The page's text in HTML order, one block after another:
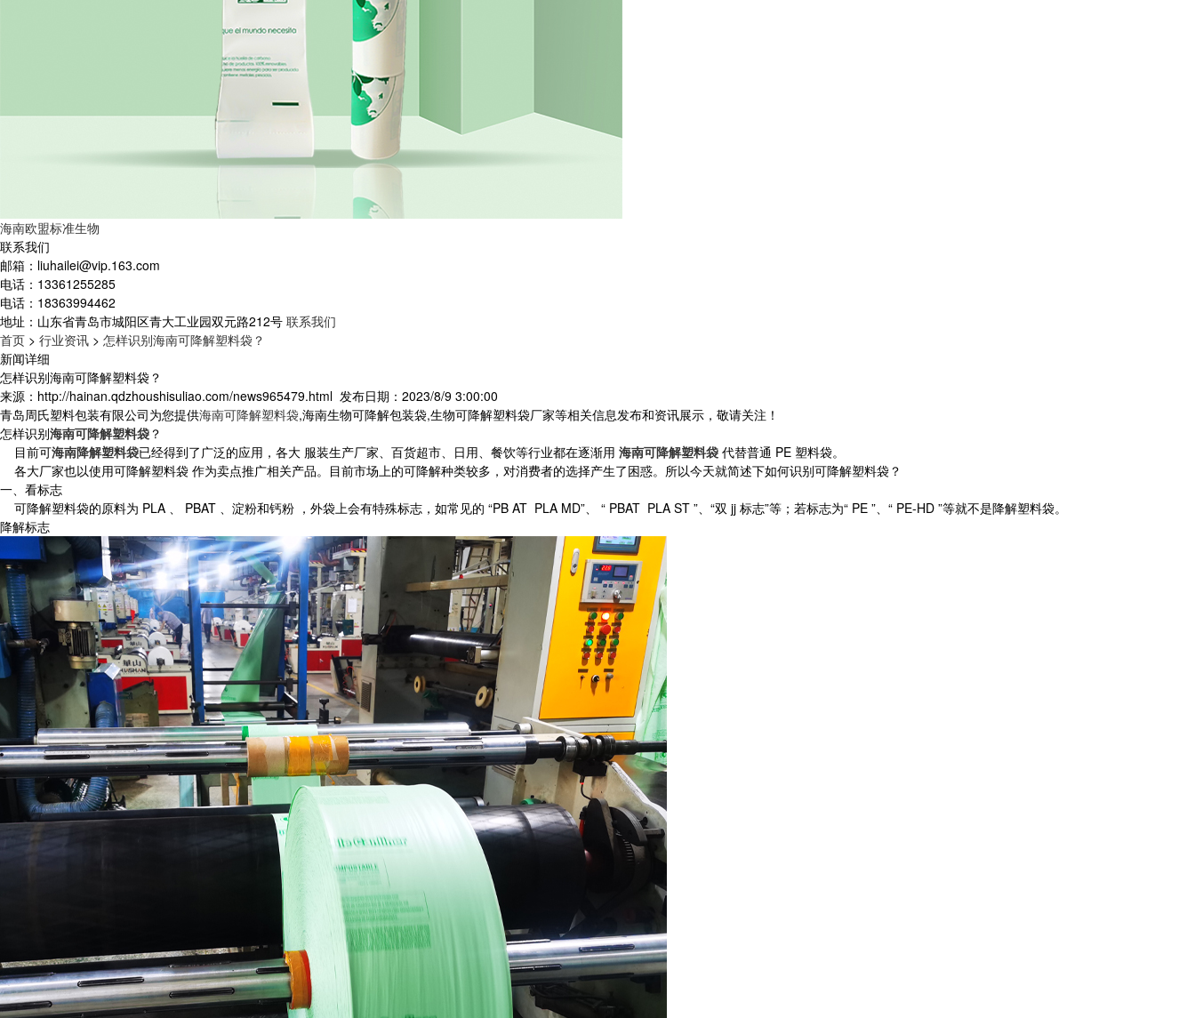
海南欧盟标准生物
联系我们
邮箱： liuhailei@vip.163.com
电话： 13361255285
电话： 18363994462
地址： 山东省青岛市城阳区青大工业园双元路212号 联系我们
首页 > 行业资讯 > 怎样识别海南可降解塑料袋？
新闻详细
怎样识别海南可降解塑料袋？
来源：http://hainan.qdzhoushisuliao.com/news965479.html 发布日期：2023/8/9 3:00:00
青岛周氏塑料包装有限公司为您提供海南可降解塑料袋,海南生物可降解包装袋,生物可降解塑料袋厂家等相关信息发布和资讯展示，敬请关注！
怎样识别海南可降解塑料袋 ？
目前可海南降解塑料袋已经得到了广泛的应用，各大 服装生产厂家、百货超市、日用、餐饮等行业都在逐渐用 海南可降解塑料袋 代替普通 PE 塑料袋。
各大厂家也以使用可降解塑料袋 作为卖点推广相关产品。目前市场上的可降解种类较多，对消费者的选择产生了困惑。所以今天就简述下如何识别可降解塑料袋？
一、看标志
可降解塑料袋的原料为 PLA 、 PBAT 、淀粉和钙粉 ，外袋上会有特殊标志，如常见的 “PB AT PLA MD”、 “ PBAT PLA ST ”、“双 jj 标志”等；若标志为“ PE ”、“ PE-HD ”等就不是降解塑料袋。
降解标志